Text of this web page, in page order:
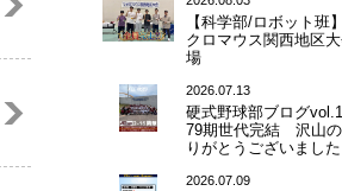
【科学部/ロボット班
クロマウス関西地区
場
2026.07.13
硬式野球部ブログ
79期世代完結 沢山
りがとうございました
2026.07.09